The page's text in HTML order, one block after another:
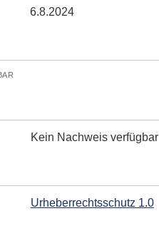
6.8.2024
Kein Nachweis verfügbar
Urheberrechtsschutz 1.0